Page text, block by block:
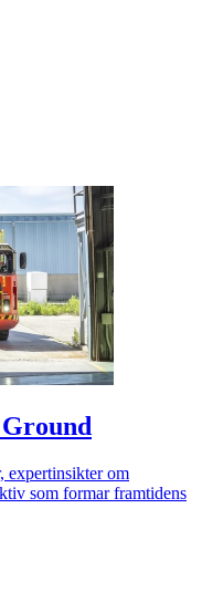
expertinsikter om
som formar framtidens